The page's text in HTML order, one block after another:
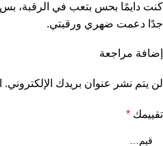
كنت دايمًا بحس بتعب في الرقبة،
جدًا دعمت ضهري ورقبتي.
إضافة مراجعة
لن يتم نشر عنوان بريدك الإلكتروني.
تقييمك *